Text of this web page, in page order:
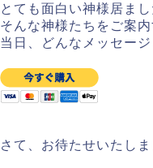
とても面白い神様居ま
そんな神様たちをご案
当日、どんなメッセー
さて、お待たせいたしま